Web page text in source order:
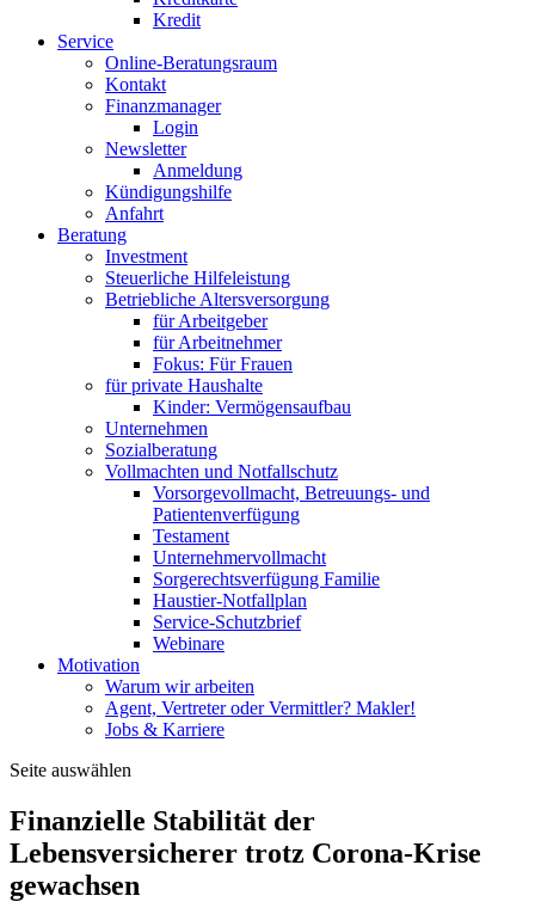
Kredit
Service
Online-Beratungsraum
Kontakt
Finanzmanager
Login
Newsletter
Anmeldung
Kündigungshilfe
Anfahrt
Beratung
Investment
Steuerliche Hilfeleistung
Betriebliche Altersversorgung
für Arbeitgeber
für Arbeitnehmer
Fokus: Für Frauen
für private Haushalte
Kinder: Vermögensaufbau
Unternehmen
Sozialberatung
Vollmachten und Notfallschutz
Vorsorgevollmacht, Betreuungs- und
Patientenverfügung
Testament
Unternehmer­vollmacht
Sorgerechtsverfügung Familie
Haustier-Notfallplan
Service-Schutzbrief
Webinare
Motivation
Warum wir arbeiten
Agent, Vertreter oder Vermittler? Makler!
Jobs & Karriere
Seite auswählen
Finanzielle Stabilität der
Lebensversicherer trotz Corona-Krise
gewachsen